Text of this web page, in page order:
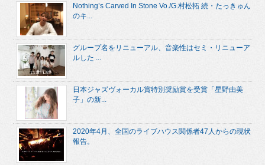
Nothing’s Carved In Stone Vo./G.村松拓 続・たっきゅん
のキ...
グループ名をリニューアル、音楽性はセミ・リニューア
ルした ...
日本ジャズヴォーカル賞特別奨励賞を受賞「星野由美
子」の新...
2020年4月、全国のライブハウス関係者47人からの現状
報告。